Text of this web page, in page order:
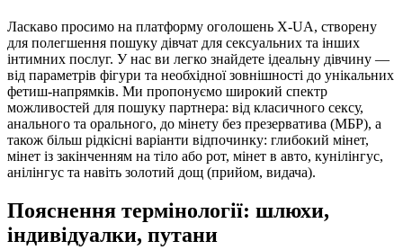
Ласкаво просимо на платформу оголошень X-UA, створену
для полегшення пошуку дівчат для сексуальних та інших
інтимних послуг. У нас ви легко знайдете ідеальну дівчину —
від параметрів фігури та необхідної зовнішності до унікальних
фетиш-напрямків. Ми пропонуємо широкий спектр
можливостей для пошуку партнера: від класичного сексу,
анального та орального, до мінету без презерватива (МБР), а
також більш рідкісні варіанти відпочинку: глибокий мінет,
мінет із закінченням на тіло або рот, мінет в авто, кунілінгус,
анілінгус та навіть золотий дощ (прийом, видача).
Пояснення термінології: шлюхи,
індивідуалки, путани